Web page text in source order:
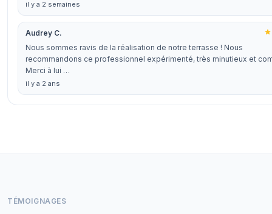
il y a 2 semaines
Audrey C.
Nous sommes ravis de la réalisation de notre terrasse ! Nous
recommandons ce professionnel expérimenté, très minutieux et
Merci à lui …
il y a 2 ans
TÉMOIGNAGES